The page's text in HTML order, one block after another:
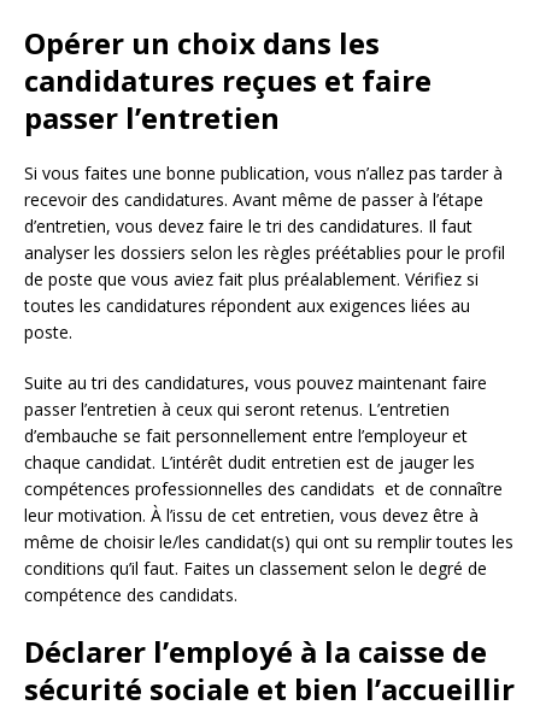
Opérer un choix dans les
candidatures reçues et faire
passer l’entretien
Si vous faites une bonne publication, vous n’allez pas tarder à
recevoir des candidatures. Avant même de passer à l’étape
d’entretien, vous devez faire le tri des candidatures. Il faut
analyser les dossiers selon les règles préétablies pour le profil
de poste que vous aviez fait plus préalablement. Vérifiez si
toutes les candidatures répondent aux exigences liées au
poste.
Suite au tri des candidatures, vous pouvez maintenant faire
passer l’entretien à ceux qui seront retenus. L’entretien
d’embauche se fait personnellement entre l’employeur et
chaque candidat. L’intérêt dudit entretien est de jauger les
compétences professionnelles des candidats et de connaître
leur motivation. À l’issu de cet entretien, vous devez être à
même de choisir le/les candidat(s) qui ont su remplir toutes les
conditions qu’il faut. Faites un classement selon le degré de
compétence des candidats.
Déclarer l’employé à la caisse de
sécurité sociale et bien l’accueillir